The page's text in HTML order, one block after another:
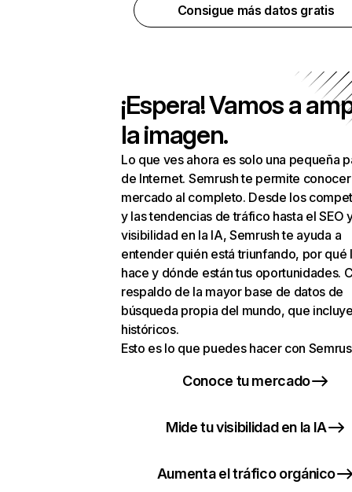
Consigue más datos gratis
¡Espera! Vamos a
la imagen.
Lo que ves ahora es solo una pequeña
de Internet. Semrush te permite
mercado al completo. Desde los
y las tendencias de tráfico hasta el SEO
visibilidad en la IA, Semrush te ayuda a
entender quién está triunfando, por qué
hace y dónde están tus oportunidades.
respaldo de la mayor base de datos de
búsqueda propia del mundo, que
históricos.
Esto es lo que puedes hacer con
Conoce tu mercado
Mide tu visibilidad en la IA
Aumenta el tráfico orgánico